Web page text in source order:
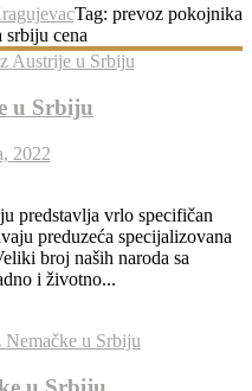
Tag: prevoz pokojnika
srbiju cena
u Srbiju
2022
predstavlja vrlo specifičan
preduzeća specijalizovana
broj naših naroda sa
i životno...